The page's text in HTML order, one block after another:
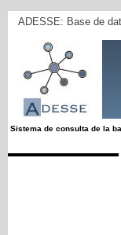
ADESSE: Base de
Sistema de consulta de la